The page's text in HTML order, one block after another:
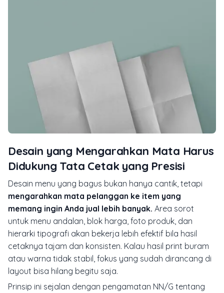
Desain yang Mengarahkan Mata Harus
Didukung Tata Cetak yang Presisi
Desain menu yang bagus bukan hanya cantik, tetapi
mengarahkan mata pelanggan ke item yang
memang ingin Anda jual lebih banyak. Area sorot
untuk menu andalan, blok harga, foto produk, dan
hierarki tipografi akan bekerja lebih efektif bila hasil
cetaknya tajam dan konsisten. Kalau hasil print buram
atau warna tidak stabil, fokus yang sudah dirancang di
layout bisa hilang begitu saja.
Prinsip ini sejalan dengan pengamatan NN/G tentang